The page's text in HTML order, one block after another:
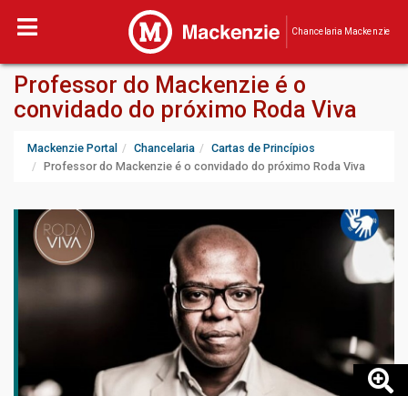
Chancelaria Mackenzie
Professor do Mackenzie é o
convidado do próximo Roda Viva
Mackenzie Portal Chancelaria
Cartas de Princípios
Professor do Mackenzie é o convidado do próximo Roda Viva